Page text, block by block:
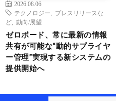
2026.08.06
テクノロジー
プレスリリースな
ど
動向/展望
ゼロボード、常に最新の情報
共有が可能な“動的サプライヤ
ー管理”実現する新システムの
提供開始へ